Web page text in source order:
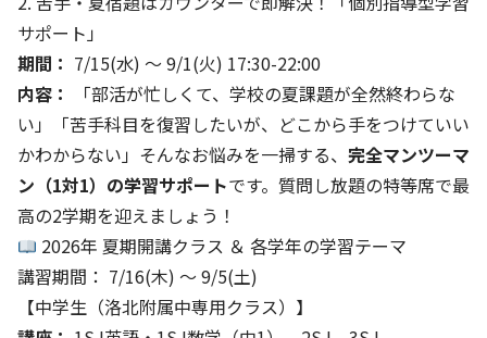
サポート」
期間： 7/15(水) 〜 9/1(火) 17:30-22:00
内容：
「部活が忙しくて、学校の夏課題が全然終わらな
い」「苦手科目を復習したいが、どこから手をつけていい
かわからない」そんなお悩みを一掃する、 完全マンツーマ
ン（1対1）の学習サポートです。質問し放題の特等席で最
高の2学期を迎えましょう！
2026年 夏期開講クラス ＆ 各学年の学習テーマ
講習期間： 7/16(木) 〜 9/5(土)
【中学生（洛北附属中専用クラス）】